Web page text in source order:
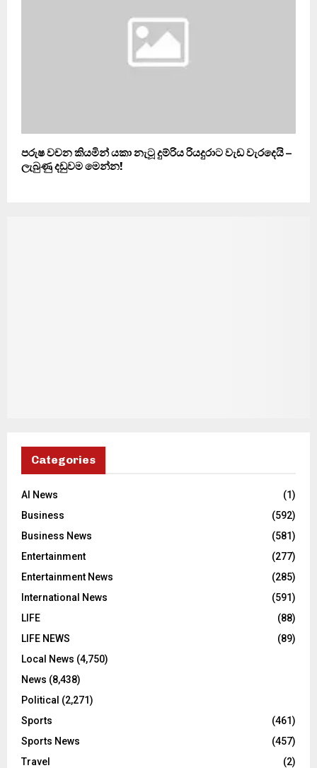
පරුෂ වචන කියමින් යකා නැටූ දුම්රිය රියදුරාට වැඩ වැරදෙයි –
ලැබුණු දඩුවම මෙන්න!
Categories
AI News
(1)
Business
(592)
Business News
(581)
Entertainment
(277)
Entertainment News
(285)
International News
(591)
LIFE
(88)
LIFE NEWS
(89)
Local News (4,750)
News (8,438)
Political (2,271)
Sports
(461)
Sports News
(457)
Travel
(2)